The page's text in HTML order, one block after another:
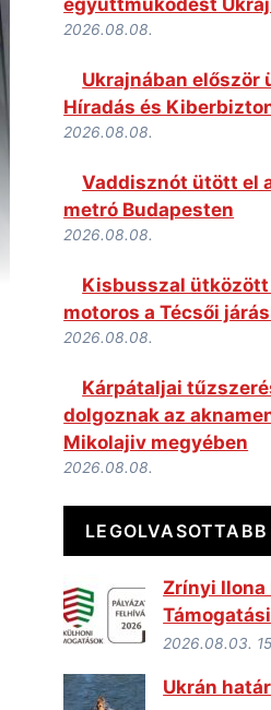
2026.08.08.
Ukrajnában először
Híradás és
2026.08.08.
Vaddisznót ütött el
metró Budapesten
2026.08.08.
Kisbusszal ütközött
motoros a Técsői
2026.08.08.
Kárpátaljai
dolgoznak az
Mikolajiv megyében
2026.08.08.
LEGOLVASOTTABB
Zrínyi
2026.08.03.
Ukrán